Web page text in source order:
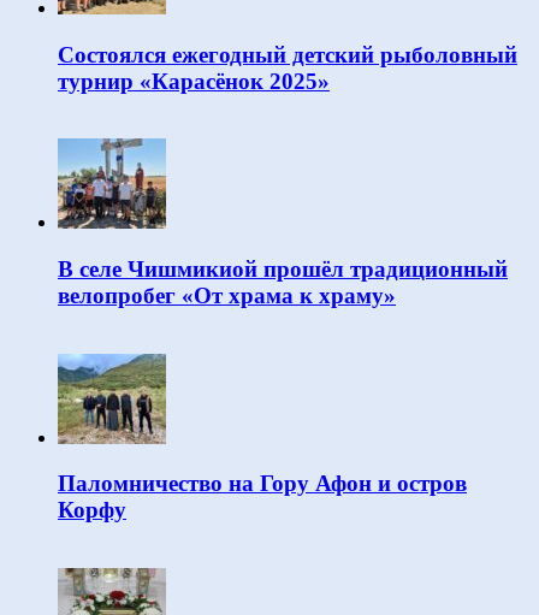
Состоялся ежегодный детский рыболовный
турнир «Карасёнок 2025»
В селе Чишмикиой прошёл традиционный
велопробег «От храма к храму»
Паломничество на Гору Афон и остров
Корфу